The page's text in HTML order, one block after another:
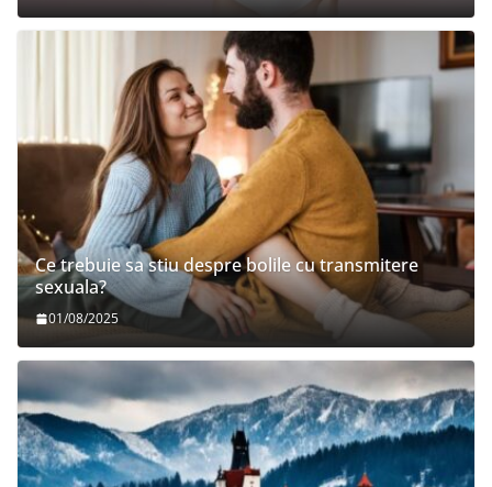
Ce trebuie sa stiu despre bolile cu transmitere
sexuala?
01/08/2025